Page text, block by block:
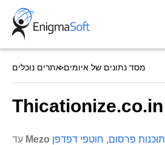
Skip
content
מסד נתונים של איומים אתרים נוכלים
Thicationize.co.in
Mezo תוכנות פרסום, חוטפי דפדפן